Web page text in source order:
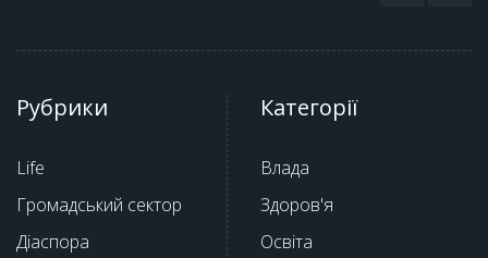
Рубрики
Life
Громадський сектор
Діаспора
Категорії
Влада
Здоров'я
Освіта